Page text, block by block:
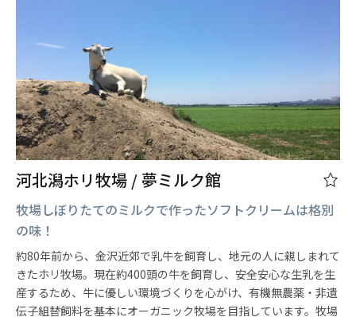
河北潟ホリ牧場 / 夢ミルク館
牧場しぼりたてのミルクで作ったソフトクリームは格別
の味！
約80年前から、金沢近郊で乳牛を飼育し、地元の人に親しまれて
きたホリ牧場。現在約400頭の牛を飼育し、安全安心な生乳を生
産するため、牛に優しい環境づくりを心がけ、有機無農薬・非遺
伝子組替飼料を基本にオーガニック牧場を目指しています。牧場